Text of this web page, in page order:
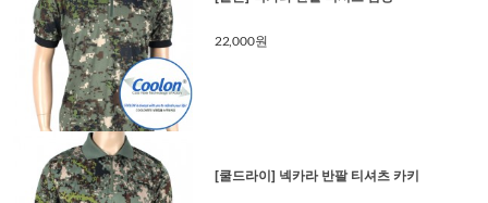
22,000원
[쿨드라이] 넥카라 반팔 티셔츠 카키